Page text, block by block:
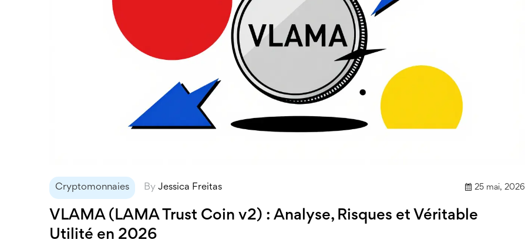
Cryptomonnaies By Jessica Freitas 25 mai, 2026
VLAMA (LAMA Trust Coin v2) : Analyse, Risques et Véritable
Utilité en 2026